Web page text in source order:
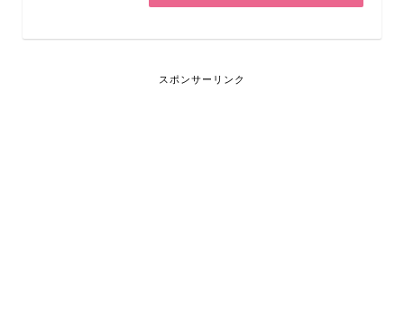
スポンサーリンク